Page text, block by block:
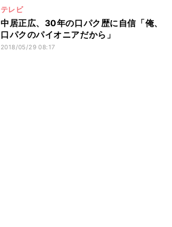
テレビ
中居正広、30年の口パク歴に自信「俺、
口パクのパイオニアだから」
2018/05/29 08:17